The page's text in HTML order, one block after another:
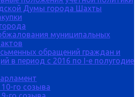
Думы города Шахты
муниципальных
обращений граждан и
в период с 2016 по I-е полугодие
го созыва